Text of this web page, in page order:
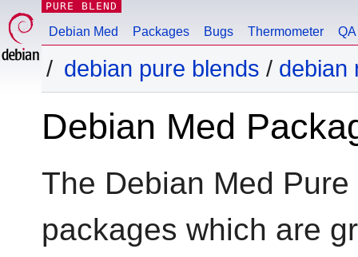
PURE BLEND
Debian Med Packages Bugs Thermometer
debian pure blends / debian
Debian Med
The Debian Med
packages which are